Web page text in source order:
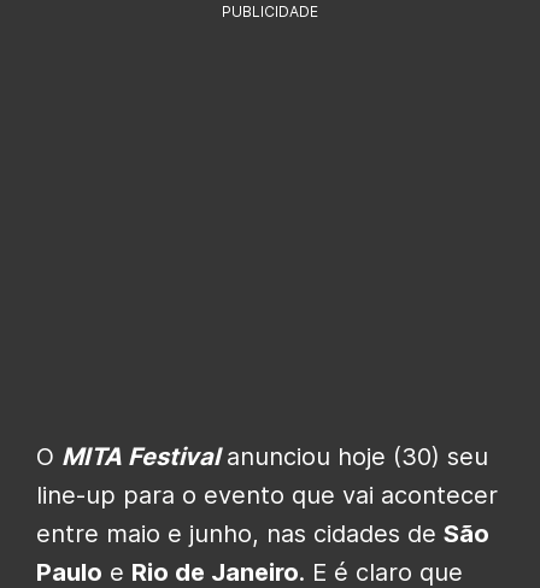
PUBLICIDADE
O MITA Festivalanunciou hoje (30) seu
line-up para o evento que vai acontecer
entre maio e junho, nas cidades de São
Paulo e Rio de Janeiro. E é claro que